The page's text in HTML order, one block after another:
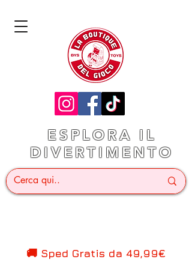
ESPLORA IL
DIVERTIMENTO
🚚 Sped Gratis da 49,99€